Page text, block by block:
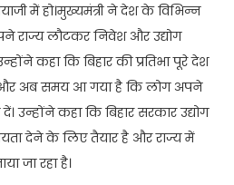
में हो।मुख्यमंत्री ने देश के विभिन्न
राज्य लौटकर निवेश और उद्योग
कहा कि बिहार की प्रतिभा पूरे देश
अब समय आ गया है कि लोग अपने
उन्होंने कहा कि बिहार सरकार उद्योग
देने के लिए तैयार है और राज्य में
जा रहा है।